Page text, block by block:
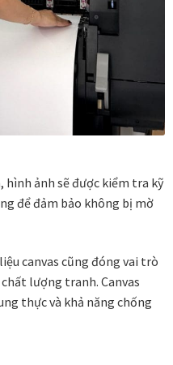
ảnh, giấy mỹ thuật,
hình ảnh sẽ được kiểm tra kỹ
để đảm bảo không bị mờ
canvas cũng đóng vai trò
lượng tranh. Canvas
thực và khả năng chống